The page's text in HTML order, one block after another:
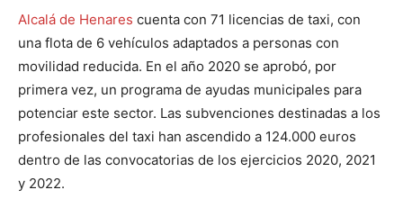
Alcalá de Henares cuenta con 71 licencias de taxi, con
una flota de 6 vehículos adaptados a personas con
movilidad reducida. En el año 2020 se aprobó, por
primera vez, un programa de ayudas municipales para
potenciar este sector. Las subvenciones destinadas a los
profesionales del taxi han ascendido a 124.000 euros
dentro de las convocatorias de los ejercicios 2020, 2021
y 2022.